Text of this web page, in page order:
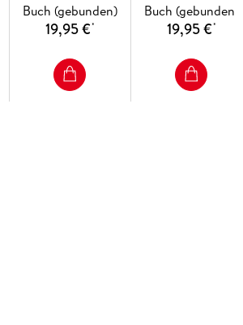
und zum Streamen,
Bd. 20)
Buch (gebunden)
19,95 €*
und zum
Bd. 19)
Buch (gebunden)
19,95 €*